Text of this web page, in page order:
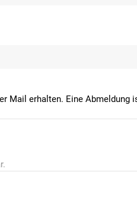
Mail erhalten. Eine Abmeldung